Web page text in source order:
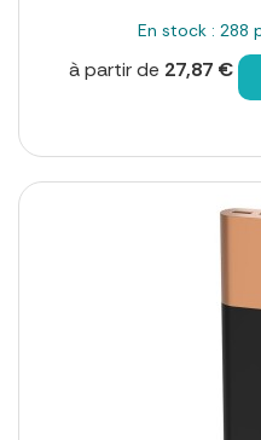
En stock : 288
à partir de 27,87 €